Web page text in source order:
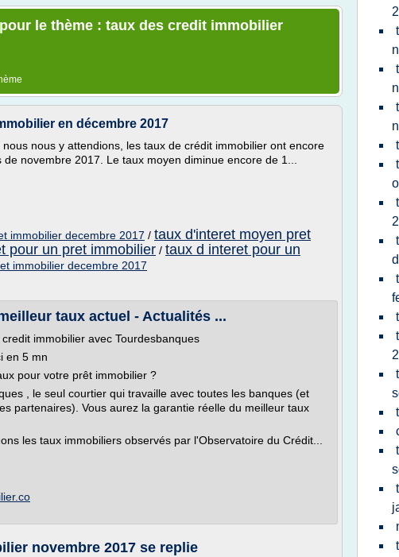
le thème : taux des credit immobilier
en décembre 2017
nous y attendions, les taux de crédit immobilier ont encore
novembre 2017. Le taux moyen diminue encore de 1...
immobilier decembre 2017 / taux d'interet moyen pret
pour un pret immobilier / taux d interet pour un
immobilier decembre 2017
taux actuel - Actualités ...
immobilier avec Tourdesbanques
en 5 mn
pour votre prêt immobilier ?
, le seul courtier qui travaille avec toutes les banques (et
partenaires). Vous aurez la garantie réelle du meilleur taux
les taux immobiliers observés par l'Observatoire du Crédit...
novembre 2017 se replie